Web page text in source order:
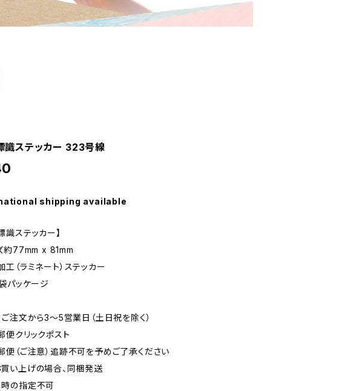
識ステッカー 323号線
shipping available
識ステッカー】
約77mm x 81mm
工（ラミネート）ステッカー
パッケージ
ご注文から3〜5営業日（土日祝を除く）
便クリックポスト
便（ご注意）追跡不可を予めご了承ください
い上げの場合、同梱発送
の指定不可